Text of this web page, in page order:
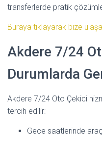
transferlerde pratik
Buraya tıklayarak bize
Akdere 7/24
Durumlarda
Akdere 7/24 Oto Çekici
tercih edilir:
Gece saatlerinde araç